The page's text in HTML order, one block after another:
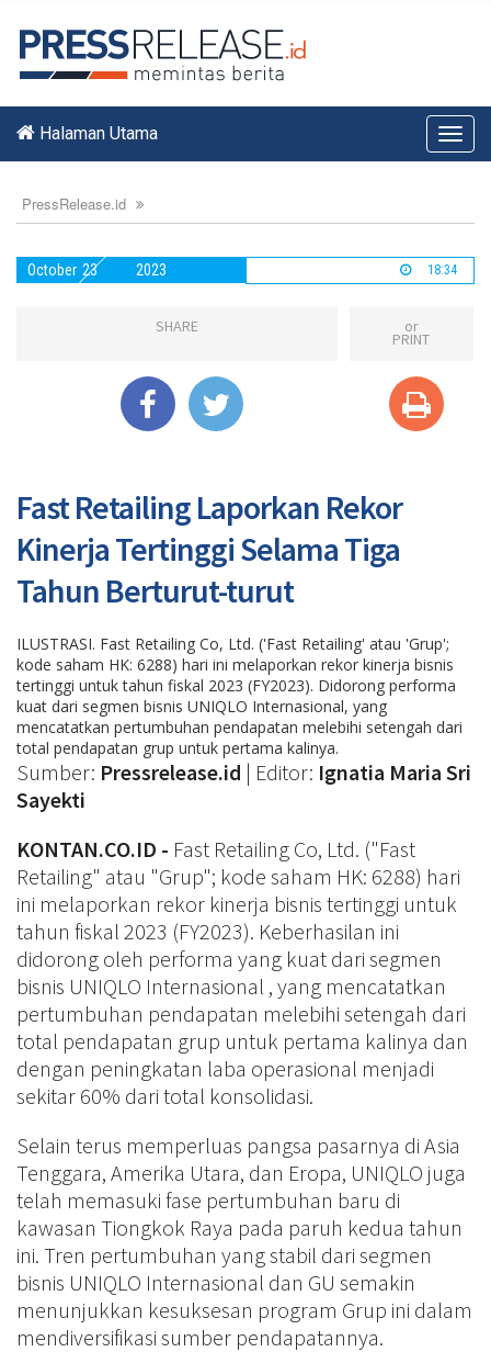
Halaman Utama
PressRelease.id
October 23 2023 18:34
SHARE or
PRINT
Fast Retailing Laporkan Rekor
Kinerja Tertinggi Selama Tiga
Tahun Berturut-turut
ILUSTRASI. Fast Retailing Co, Ltd. ('Fast Retailing' atau 'Grup';
kode saham HK: 6288) hari ini melaporkan rekor kinerja bisnis
tertinggi untuk tahun fiskal 2023 (FY2023). Didorong performa
kuat dari segmen bisnis UNIQLO Internasional, yang
mencatatkan pertumbuhan pendapatan melebihi setengah dari
total pendapatan grup untuk pertama kalinya.
Sumber: Pressrelease.id | Editor: Ignatia Maria Sri
Sayekti
KONTAN.CO.ID - Fast Retailing Co, Ltd. ("Fast
Retailing" atau "Grup"; kode saham HK: 6288) hari
ini melaporkan rekor kinerja bisnis tertinggi untuk
tahun fiskal 2023 (FY2023). Keberhasilan ini
didorong oleh performa yang kuat dari segmen
bisnis UNIQLO Internasional , yang mencatatkan
pertumbuhan pendapatan melebihi setengah dari
total pendapatan grup untuk pertama kalinya dan
dengan peningkatan laba operasional menjadi
sekitar 60% dari total konsolidasi.
Selain terus memperluas pangsa pasarnya di Asia
Tenggara, Amerika Utara, dan Eropa, UNIQLO juga
telah memasuki fase pertumbuhan baru di
kawasan Tiongkok Raya pada paruh kedua tahun
ini. Tren pertumbuhan yang stabil dari segmen
bisnis UNIQLO Internasional dan GU semakin
menunjukkan kesuksesan program Grup ini dalam
mendiversifikasi sumber pendapatannya.